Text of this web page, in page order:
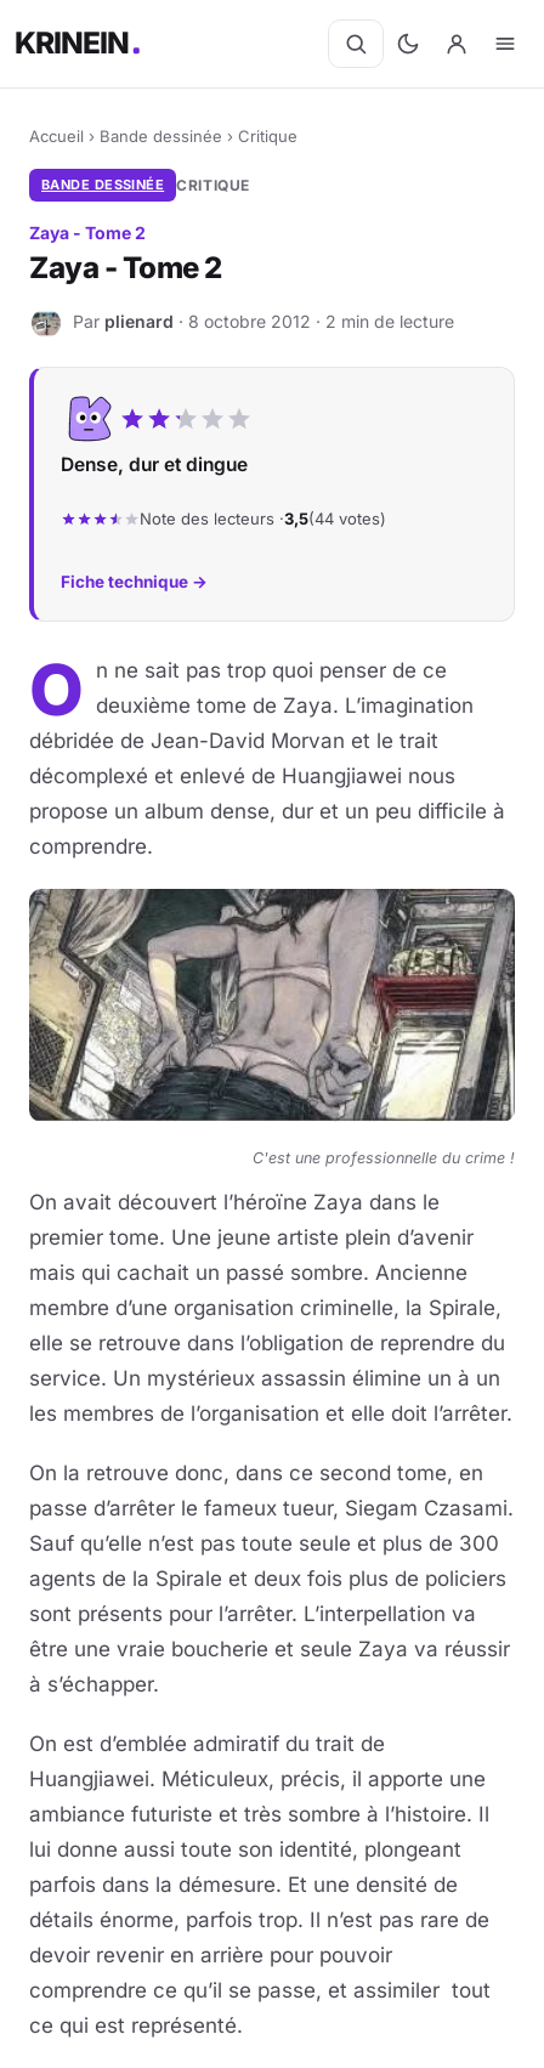
KRINEIN
Accueil › Bande dessinée › Critique
BANDE DESSINÉE CRITIQUE
Zaya - Tome 2
Zaya - Tome 2
P Par plienard · 8 octobre 2012 · 2 min de lecture
Dense, dur et dingue
Note des lecteurs ·3,5(44 votes)
Fiche technique →
O
n ne sait pas trop quoi penser de ce
deuxième tome de Zaya. L’imagination
débridée de Jean-David Morvan et le trait
décomplexé et enlevé de Huangjiawei nous
propose un album dense, dur et un peu difficile à
comprendre.
C'est une professionnelle du crime !
On avait découvert l’héroïne Zaya dans le
premier tome. Une jeune artiste plein d’avenir
mais qui cachait un passé sombre. Ancienne
membre d’une organisation criminelle, la Spirale,
elle se retrouve dans l’obligation de reprendre du
service. Un mystérieux assassin élimine un à un
les membres de l’organisation et elle doit l’arrêter.
On la retrouve donc, dans ce second tome, en
passe d’arrêter le fameux tueur, Siegam Czasami.
Sauf qu’elle n’est pas toute seule et plus de 300
agents de la Spirale et deux fois plus de policiers
sont présents pour l’arrêter. L’interpellation va
être une vraie boucherie et seule Zaya va réussir
à s’échapper.
On est d’emblée admiratif du trait de
Huangjiawei. Méticuleux, précis, il apporte une
ambiance futuriste et très sombre à l’histoire. Il
lui donne aussi toute son identité, plongeant
parfois dans la démesure. Et une densité de
détails énorme, parfois trop. Il n’est pas rare de
devoir revenir en arrière pour pouvoir
comprendre ce qu’il se passe, et assimiler tout
ce qui est représenté.